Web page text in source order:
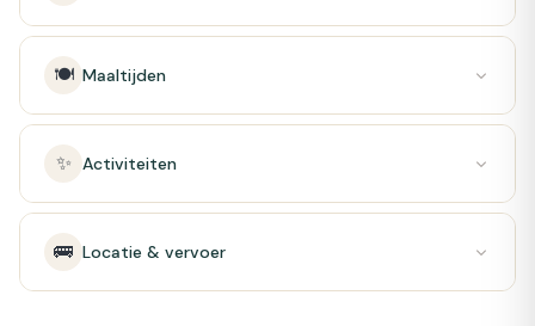
🍽️ Maaltijden
✨ Activiteiten
🚌 Locatie & vervoer